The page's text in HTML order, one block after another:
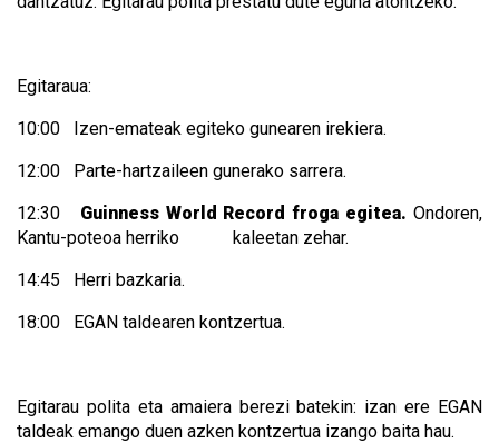
Egitaraua:
10:00 Izen-emateak egiteko gunearen irekiera.
12:00 Parte-hartzaileen gunerako sarrera.
12:30 Guinness World Record froga egitea. Ondoren,
Kantu-poteoa herriko kaleetan zehar.
14:45 Herri bazkaria.
18:00 EGAN taldearen kontzertua.
Egitarau polita eta amaiera berezi batekin: izan ere EGAN
taldeak emango duen azken kontzertua izango baita hau.